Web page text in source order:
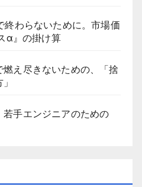
終わらないために。市場価
α』の掛け算
え尽きないための、「捨
手エンジニアのための